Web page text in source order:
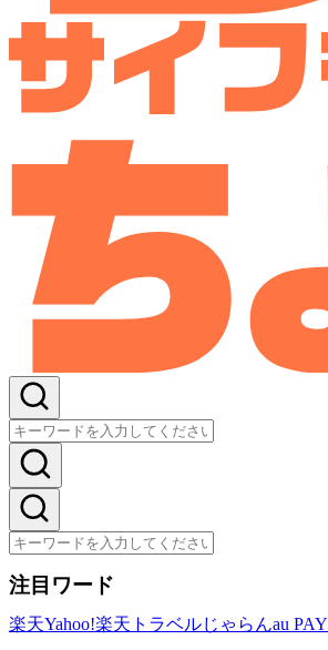
注目ワード
楽天Yahoo!楽天トラベルじゃらんau PAY